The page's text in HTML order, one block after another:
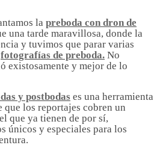
la preboda con dron de
una tarde maravillosa, donde la
y tuvimos que parar varias
fotografías de preboda. No
existosamente y mejor de lo
y postbodas es una herramienta
que los reportajes cobren un
que ya tienen de por sí,
únicos y especiales para los